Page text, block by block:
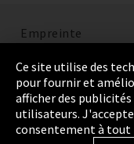
Empreinte
Politique de
Cookie Settings
Termes et
Ce site utilise des
pour fournir et
afficher des
utilisateurs.
consentement à tout